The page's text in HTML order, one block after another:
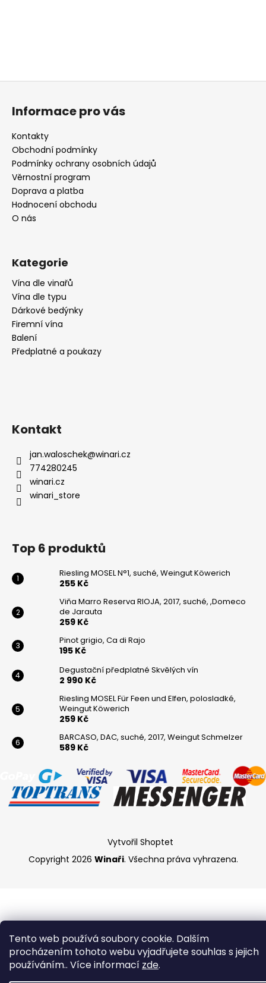
Tento web používá soubory cookie. Dalším
procházením tohoto webu vyjadřujete souhlas s jejich
používáním.. Více informací zde.
Informace pro vás
Kontakty
Obchodní podmínky
Podmínky ochrany osobních údajů
Věrnostní program
Doprava a platba
Hodnocení obchodu
O nás
Kategorie
Vína dle vinařů
Vína dle typu
Dárkové bedýnky
Firemní vína
Balení
Předplatné a poukazy
Kontakt
jan.waloschek@winari.cz
774280245
winari.cz
winari_store
Top 6 produktů
Riesling MOSEL N°1, suché, Weingut Köwerich
255 Kč
Viňa Marro Reserva RIOJA, 2017, suché, ,Domeco
de Jarauta
259 Kč
Pinot grigio, Ca di Rajo
195 Kč
Degustační předplatné Skvělých vín
2 990 Kč
Riesling MOSEL Für Feen und Elfen, polosladké,
Weingut Köwerich
259 Kč
BARCASO, DAC, suché, 2017, Weingut Schmelzer
589 Kč
Vytvořil Shoptet
Copyright 2026 Winaři. Všechna práva vyhrazena.